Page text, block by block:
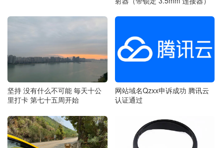
坚持 没有什么不可能 毎天十公
里打卡 第七十五周开始
网站域名Qzxx申诉成功 腾讯云
认证通过